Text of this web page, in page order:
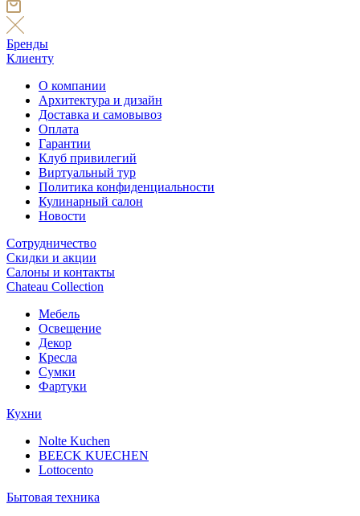
Бренды
Клиенту
О компании
Архитектура и дизайн
Доставка и самовывоз
Оплата
Гарантии
Клуб привилегий
Виртуальный тур
Политика конфиденциальности
Кулинарный салон
Новости
Сотрудничество
Скидки и акции
Салоны и контакты
Chateau Collection
Мебель
Освещение
Декор
Кресла
Сумки
Фартуки
Кухни
Nolte Kuchen
BEECK KUECHEN
Lottocento
Бытовая техника